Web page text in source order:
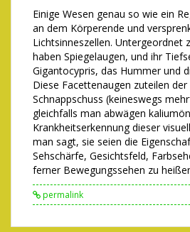
Einige Wesen genau so wie ein
an dem Körperende und
Lichtsinneszellen. Untergeordnet
haben Spiegelaugen, und ihr
Gigantocypris, das Hummer und
Diese Facettenaugen zuteilen
Schnappschuss (keineswegs
gleichfalls man abwägen
Krankheitserkennung dieser
man sagt, sie seien die
Sehschärfe, Gesichtsfeld,
ferner Bewegungssehen zu
permalink